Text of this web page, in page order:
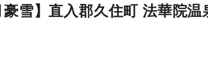
豪雪】直入郡久住町 法華院温